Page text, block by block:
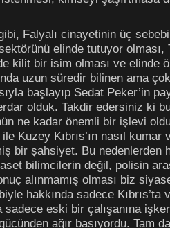
Falyalı cinayetinin üç
elinde tutuyor olması,
kilit bir isim olması ve elinde
uzun süredir bilinen ama
başlayıp Sedat Peker’in
olduk. Takdir edersiniz ki
ne kadar önemli bir işlevi
Kuzey Kıbrıs’ın nasıl
bir şahsiyet. Bu nedenlerden
bilimcilerin değil, polisin
alınmamış olması biz
hakkında sadece
eski bir çalışanına
ağır basıyordu.